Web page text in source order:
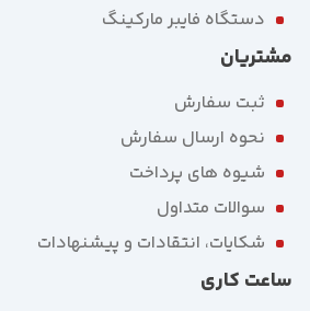
دستگاه فایبر مارکینگ
مشتریان
ثبت سفارش
نحوه ارسال سفارش
شیوه های پرداخت
سوالات متداول
شکایات، انتقادات و پیشنهادات
ساعت کاری